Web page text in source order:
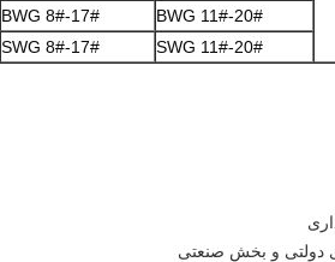
BWG 11#-20#
BWG 8#-17#
SWG 11#-20#
SWG 8#-17#
دولتی و بخش صنعتی